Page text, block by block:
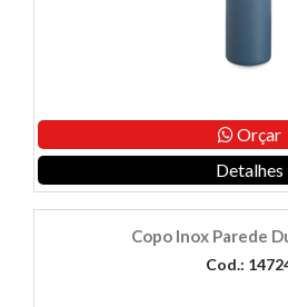
Orçar
Detalhes
Copo Inox Parede
Cod.: